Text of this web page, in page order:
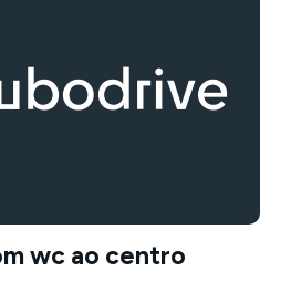
wc ao centro